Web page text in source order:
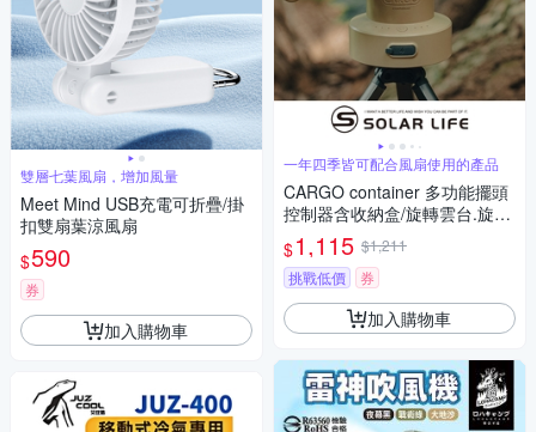
雙層七葉風扇，增加風量
Meet Mind USB充電可折疊/掛
扣雙扇葉涼風扇
$590
券
加入購物車
一年四季皆可配合風扇使用的產品
CARGO container 多功能擺頭
控制器含收納盒/旋轉雲台.旋轉
雲台 風扇擺頭雲台 旋轉器 1/4
螺絲旋轉盤 露營擺頭套件
$1,115 $1,211
挑戰低價
券
加入購物車